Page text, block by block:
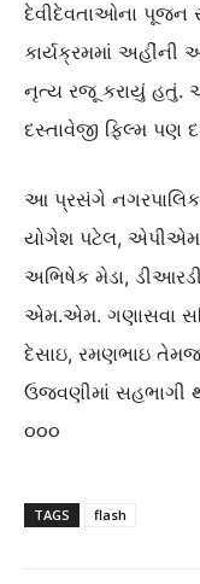
દેવીદેવતાઓના પૂજન
કાર્યક્રમમાં અહીંની
નૃત્ય રજૂ કરાયું હતું.
દસ્તાવેજી ફિલ્મ પણ
આ પ્રસંગે
યોગેશ પટેલ,
અભિષેક મેડા,
એમ.એમ. ગણાસવા
દેસાઇ, રમણભાઇ તેમજ
ઉજવણીમાં સહભાગી
૦૦૦
TAGS flash